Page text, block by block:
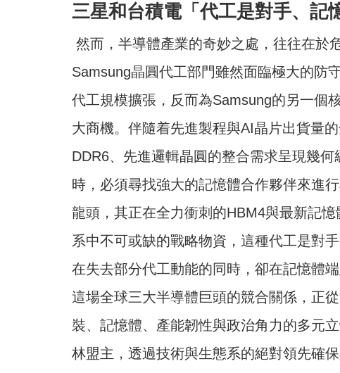
三星和台積電「代工是對手、記
然而，半導體產業的奇妙之處，往往在於
Samsung晶圓代工部門雖然面臨極大的防
代工規模擴張，反而為Samsung的另一個
大商機。伴隨着先進製程與AI晶片出貨量
DDR6、先進邏輯晶圓的整合需求呈現幾
時，必須尋找強大的記憶體合作夥伴來進
龍頭，其正在全力衝刺的HBM4與最新記
系中不可或缺的戰略物資，這種代工是對
在失去部分代工動能的同時，卻在記憶體端
這場全球三大半導體巨頭的競合關係，正
裝、記憶體、產能韌性與政治角力的多元
林盟主，透過技術與生態系的絕對領先確